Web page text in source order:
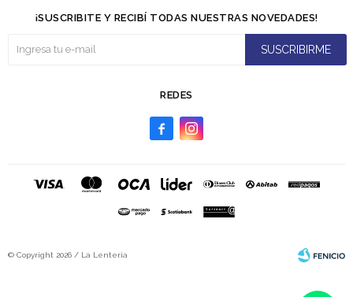
REDES
 
¡SUSCRIBITE Y RECIBÍ TODAS NUESTRAS NOVEDADES!
SUSCRIBIRME
© Copyright 2026 / La Lenteria